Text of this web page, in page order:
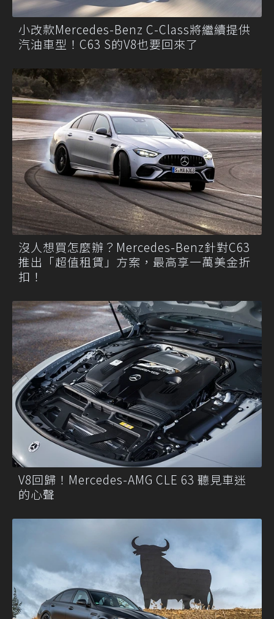
小改款Mercedes-Benz C-Class將繼續提供
汽油車型！C63 S的V8也要回來了
沒人想買怎麼辦？Mercedes-Benz針對C63
推出「超值租賃」方案，最高享一萬美金折
扣！
V8回歸！Mercedes-AMG CLE 63 聽見車迷
的心聲